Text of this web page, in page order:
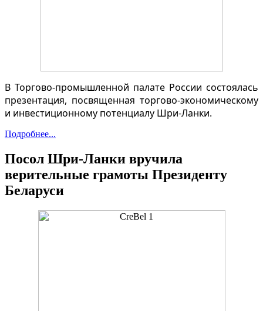
В Торгово-промышленной палате России состоялась
презентация, посвященная торгово-экономическому
и инвестиционному потенциалу Шри-Ланки.
Подробнее...
Посол Шри-Ланки вручила
верительные грамоты Президенту
Беларуси